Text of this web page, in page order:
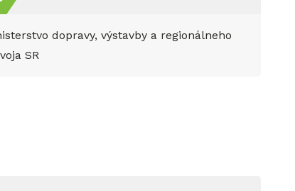
dopravy, výstavby a regionálneho
SR